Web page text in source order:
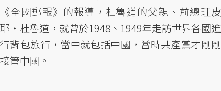
《全國郵報》的報導，杜魯道的父親、前總理皮
耶・杜魯道，就曾於1948、1949年走訪世界各國進
行背包旅行，當中就包括中國，當時共產黨才剛剛
接管中國。